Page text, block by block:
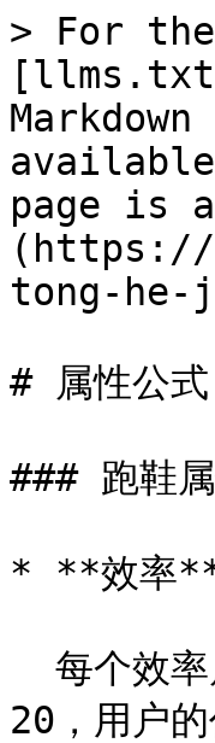
> For
page is
(https://
tong-
# 属性公式
### 跑鞋
* **效率**
20，用户